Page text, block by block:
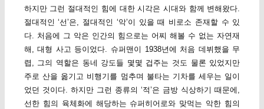
하지만 그런 절대적인 힘에 대한 시각은 시대와 함께 변해왔다.
절대적인 ‘선’은, 절대적인 ‘악’이 있을 때 비로소 존재할 수 있
다. 처음에 그 악은 인간의 힘으로는 어찌 해볼 수 없는 자연재
해, 대형 사고 등이었다. 슈퍼맨이 1938년에 처음 데뷔했을 무
렵, 그의 역할은 동네 강도들 몇몇 겁주는 것도 물론 있었지만
주로 산을 옮기고 비행기를 멈추며 불타는 기차를 세우는 일이
었던 것이다. 하지만 그런 종류의 ‘적’은 금방 식상하기 때문에,
선한 힘의 육체화에 해당하는 슈퍼히어로와 맞먹는 악한 힘의